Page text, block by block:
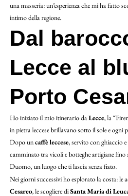
una masseria: un’esperienza che mi ha fatto
intimo della regione.
Dal
Lecce al
Porto
Ho iniziato il mio itinerario daLecce, la
in pietra leccese brillavano sotto il sole e ogni
Dopo uncaffè leccese, servito con ghiaccio
camminato tra vicoli e botteghe artigiane fino
Duomo, un luogo che ti lascia senza fiato.
Nei giorni successivi ho esplorato la costa: le
Cesareo, le scogliere diSanta Maria di